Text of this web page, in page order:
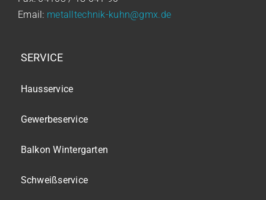
Email: metalltechnik-kuhn@gmx.de
SERVICE
Hausservice
Gewerbeservice
Balkon Wintergarten
Schweißservice